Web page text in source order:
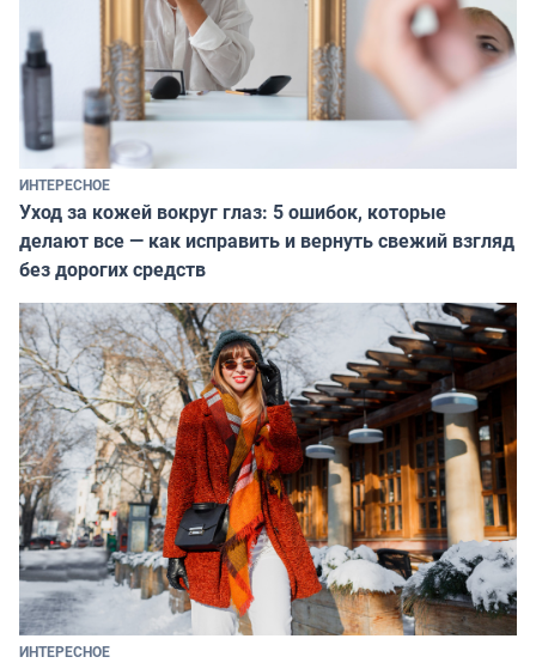
ИНТЕРЕСНОЕ
Уход за кожей вокруг глаз: 5 ошибок, которые
делают все — как исправить и вернуть свежий взгляд
без дорогих средств
ИНТЕРЕСНОЕ